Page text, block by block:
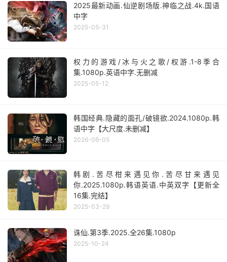
2025最新动画.仙逆剧场版.神临之战.4k.国语
中字
2025-05-31
权力的游戏/冰与火之歌/权游.1-8季合
集.1080p.英语中字.无删减
2025-05-12
韩国经典.隐藏的面孔/破镜欲.2024.1080p.韩
语中字【大尺度.未删减】
2026-06-05
韩剧.苦尽柑来遇见你.苦尽甘来遇见
你.2025.1080p.韩语英语.中英双字【更新全
16集.完结】
2025-03-29
诛仙.第3季.2025.全26集.1080p
2025-10-24